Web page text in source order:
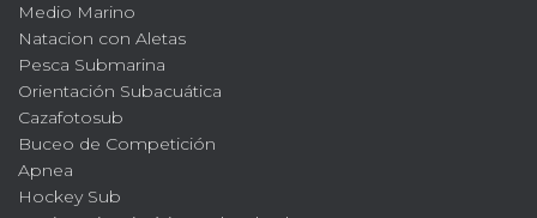
Medio Marino
Natacion con Aletas
Pesca Submarina
Orientación Subacuática
Cazafotosub
Buceo de Competición
Apnea
Hockey Sub